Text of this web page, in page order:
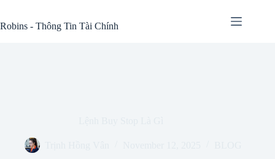
content
Robins - Thông Tin Tài Chính